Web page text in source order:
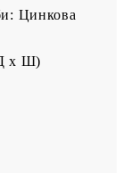
Цинкова
х Ш)